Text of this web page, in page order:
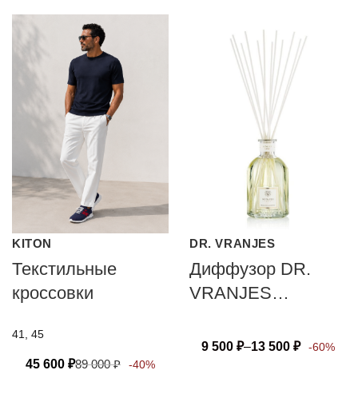
KITON
Текстильные
кроссовки
41, 45
45 600 ₽89 000₽ -40%
DR. VRANJES
Диффузор DR.
VRANJES
LIME
9 500 ₽–13 500 ₽ -60%